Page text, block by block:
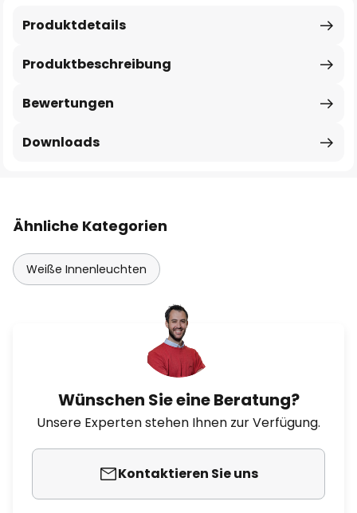
Produktbeschreibung
Produktdetails
Bewertungen
Downloads
Ähnliche Kategorien
Weiße Innenleuchten
Wünschen Sie eine Beratung?
Unsere Experten stehen Ihnen zur Verfügung.
Kontaktieren Sie uns